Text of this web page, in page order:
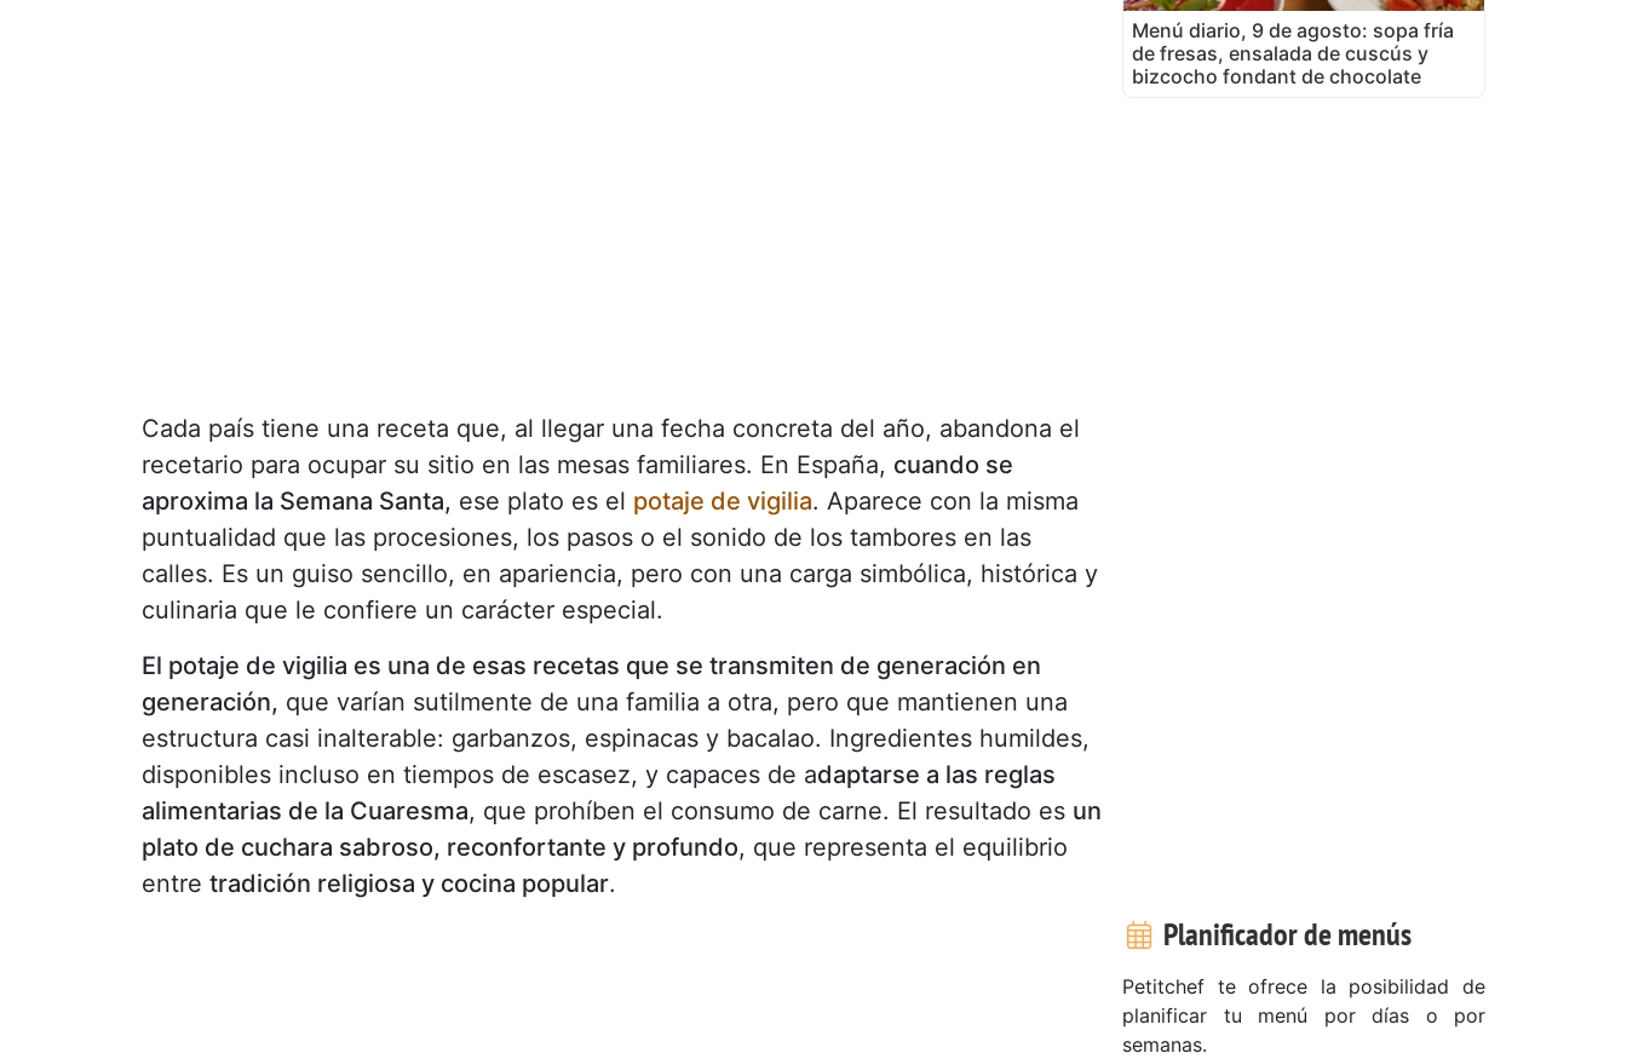
Cada país tiene una receta que, al llegar una fecha concreta del año, abandona el
recetario para ocupar su sitio en las mesas familiares. En España, cuando se
aproxima la Semana Santa, ese plato es el potaje de vigilia. Aparece con la misma
puntualidad que las procesiones, los pasos o el sonido de los tambores en las
calles. Es un guiso sencillo, en apariencia, pero con una carga simbólica, histórica y
culinaria que le confiere un carácter especial.
El potaje de vigilia es una de esas recetas que se transmiten de generación en
generación, que varían sutilmente de una familia a otra, pero que mantienen una
estructura casi inalterable: garbanzos, espinacas y bacalao. Ingredientes humildes,
disponibles incluso en tiempos de escasez, y capaces de adaptarse a las reglas
alimentarias de la Cuaresma, que prohíben el consumo de carne. El resultado es un
plato de cuchara sabroso, reconfortante y profundo, que representa el equilibrio
entre tradición religiosa y cocina popular.
Menú diario, 9 de agosto: sopa fría
de fresas, ensalada de cuscús y
bizcocho fondant de chocolate
Planificador de menús
Petitchef te ofrece la posibilidad de
planificar tu menú por días o por
semanas.